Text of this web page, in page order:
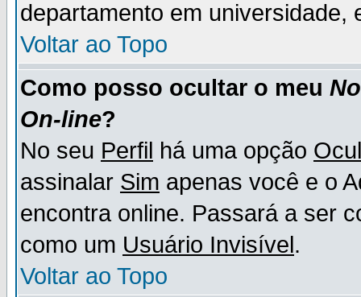
departamento em universidade,
Voltar ao Topo
Como posso ocultar o meu
On-line?
No seu Perfil há uma opção
assinalar Sim apenas você e o
encontra online. Passará a ser
como um Usuário Invisível.
Voltar ao Topo